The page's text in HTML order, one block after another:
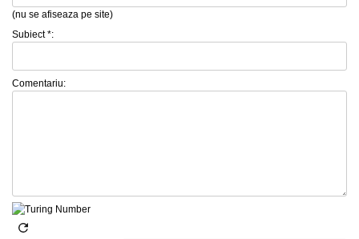
(nu se afiseaza pe site)
Subiect *:
Comentariu: